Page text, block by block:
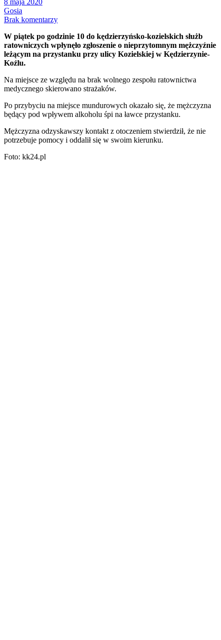
Gosia
Brak komentarzy
W piątek po godzinie 10 do kędzierzyńsko-kozielskich służb
ratowniczych wpłynęło zgłoszenie o nieprzytomnym mężczyźnie
leżącym na przystanku przy ulicy Kozielskiej w Kędzierzynie-
Koźlu.
Na miejsce ze względu na brak wolnego zespołu ratownictwa
medycznego skierowano strażaków.
Po przybyciu na miejsce mundurowych okazało się, że mężczyzna
będący pod wpływem alkoholu śpi na ławce przystanku.
Mężczyzna odzyskawszy kontakt z otoczeniem stwierdził, że nie
potrzebuje pomocy i oddalił się w swoim kierunku.
Foto: kk24.pl